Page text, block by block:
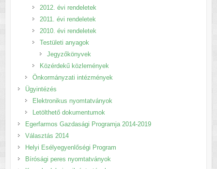
2012. évi rendeletek
2011. évi rendeletek
2010. évi rendeletek
Testületi anyagok
Jegyzőkönyvek
Közérdekű közlemények
Önkormányzati intézmények
Ügyintézés
Elektronikus nyomtatványok
Letölthető dokumentumok
Egerfarmos Gazdasági Programja 2014-2019
Választás 2014
Helyi Esélyegyenlőségi Program
Bírósági peres nyomtatványok